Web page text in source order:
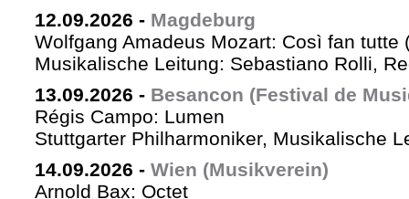
12.09.2026 - Magdeburg
Wolfgang Amadeus Mozart: Così fan tutte
Musikalische Leitung: Sebastiano Rolli,
13.09.2026 - Besancon (Festival de
Régis Campo: Lumen
Stuttgarter Philharmoniker, Musikalische
14.09.2026 - Wien (Musikverein)
Arnold Bax: Octet